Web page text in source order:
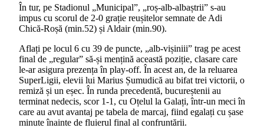
În tur, pe Stadionul „Municipal”, „roș-alb-albaștrii” s-au
impus cu scorul de 2-0 grație reușitelor semnate de Adi
Chică-Roșă (min.52) și Aldair (min.90).
Aflați pe locul 6 cu 39 de puncte, „alb-vișiniii” trag pe acest
final de „regular” să-și mențină această poziție, clasare care
le-ar asigura prezența în play-off. În acest an, de la reluarea
SuperLigii, elevii lui Marius Șumudică au bifat trei victorii, o
remiză și un eșec. În runda precedentă, bucureștenii au
terminat nedecis, scor 1-1, cu Oțelul la Galați, într-un meci în
care au avut avantaj pe tabela de marcaj, fiind egalați cu șase
minute înainte de fluierul final al confruntării.